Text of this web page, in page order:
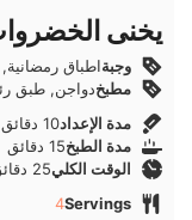
يخنى
وجبةاطباق
مطبخدواجن, طبق
مدة الإعداد10دقائق
دقائق
مدة الطبخ15دقائق
دقائق
الوقت الكلي25
Servings
4